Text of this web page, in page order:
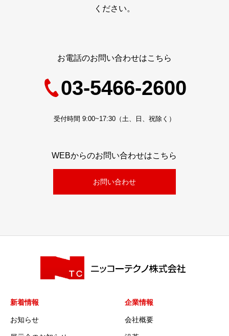
ください。
お電話のお問い合わせはこちら
03-5466-2600
受付時間 9:00~17:30（土、日、祝除く）
WEBからのお問い合わせはこちら
お問い合わせ
新着情報
お知らせ
企業情報
会社概要